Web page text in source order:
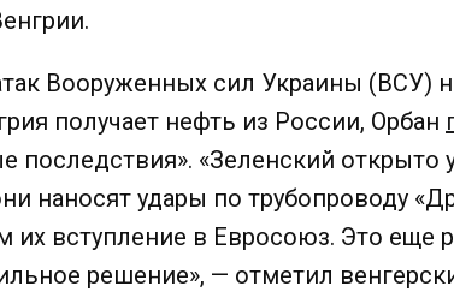
Вооруженных сил Украины (ВСУ)
получает нефть из России, Орбан
последствия». «Зеленский открыто
наносят удары по трубопроводу
их вступление в Евросоюз. Это еще
решение», — отметил